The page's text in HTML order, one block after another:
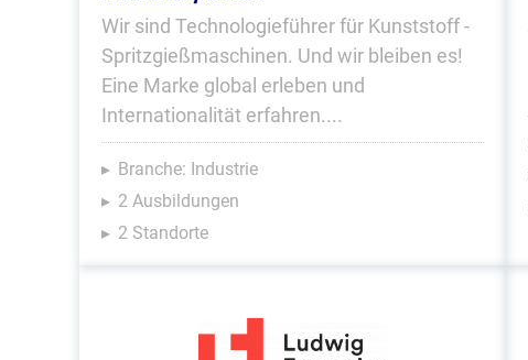
Wir sind Technologieführer für Kunststoff -
Spritzgießmaschinen. Und wir bleiben es!
Eine Marke global erleben und
Internationalität erfahren....
Branche: Industrie
2 Ausbildungen
2 Standorte